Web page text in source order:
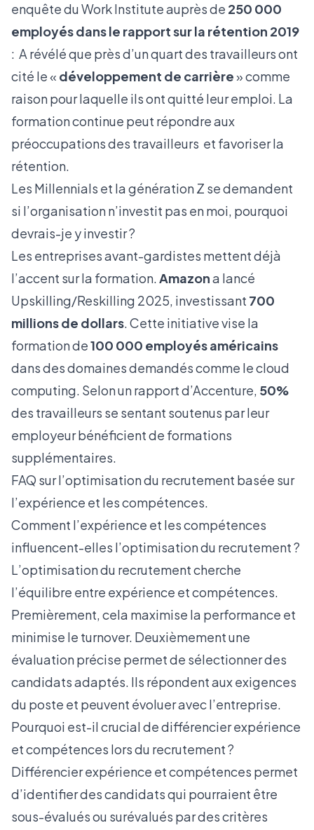
enquête du Work Institute auprès de 250 000
employés dans le rapport sur la rétention 2019
: A révélé que près d’un quart des travailleurs ont
cité le « développement de carrière» comme
raison pour laquelle ils ont quitté leur emploi. La
formation continue peut répondre aux
préoccupations des travailleurs et favoriser la
rétention.
Les Millennials et la génération Z se demandent
si l’organisation n’investit pas en moi, pourquoi
devrais-je y investir ?
Les entreprises avant-gardistes mettent déjà
l’accent sur la formation.Amazona lancé
Upskilling/Reskilling 2025, investissant 700
millions de dollars. Cette initiative vise la
formation de100 000 employés américains
dans des domaines demandés comme lecloud
computing. Selon un rapport d’Accenture, 50%
des travailleurs se sentant soutenus par leur
employeur bénéficient de formations
supplémentaires.
FAQ sur l’optimisation du recrutement basée sur
l’expérience et les compétences.
Comment l’expérience et les compétences
influencent-elles l’optimisation du recrutement ?
L’optimisation du recrutement cherche
l’équilibre entre expérience et compétences.
Premièrement, cela maximise la performance et
minimise le turnover. Deuxièmement une
évaluation précise permet de sélectionner des
candidats adaptés. Ils répondent aux exigences
du poste et peuvent évoluer avec l’entreprise.
Pourquoi est-il crucial de différencier expérience
et compétences lors du recrutement ?
Différencier expérience et compétences permet
d’identifier des candidats qui pourraient être
sous-évalués ou surévalués par des critères